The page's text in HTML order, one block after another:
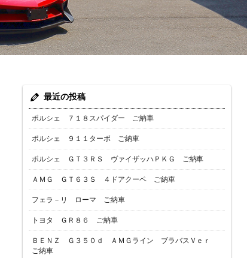
最近の投稿
ポルシェ ７１８スパイダー ご納車
ポルシェ ９１１ターボ ご納車
ポルシェ ＧＴ３ＲＳ ヴァイザッハＰＫＧ ご納車
ＡＭＧ ＧＴ６３Ｓ ４ドアクーペ ご納車
フェラ－リ ローマ ご納車
トヨタ ＧＲ８６ ご納車
ＢＥＮＺ Ｇ３５０ｄ ＡＭＧライン ブラバスＶｅｒ
ご納車